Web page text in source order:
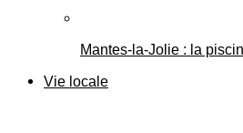
Mantes-la-Jolie : la
Vie locale